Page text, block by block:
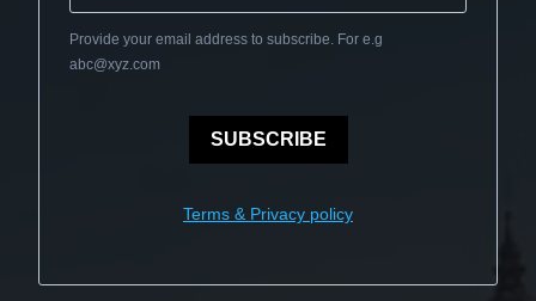
Provide your email address to subscribe. For e.g
abc@xyz.com
SUBSCRIBE
Terms & Privacy policy